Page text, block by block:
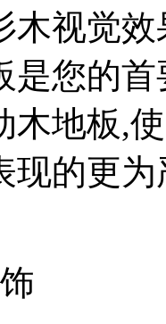
木视觉
是您的
木地板,
现的更